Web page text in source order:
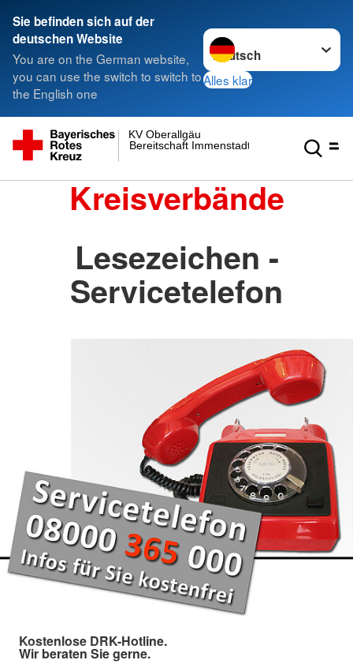
Sie befinden sich auf der
deutschen Website
You are on the German website,
you can use the switch to switch to
the English one
Sprache wechseln zu
Alles klar
Bereitschaft Immenstadt
KV Oberallgäu
Kreisverbände
Lesezeichen -
Servicetelefon
Kostenlose DRK-Hotline.
Wir beraten Sie gerne.